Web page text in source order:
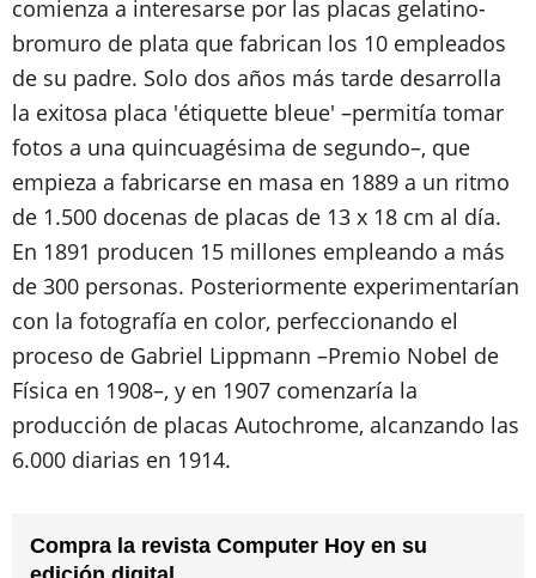
comienza a interesarse por las placas gelatino-
bromuro de plata que fabrican los 10 empleados
de su padre. Solo dos años más tarde desarrolla
la exitosa placa 'étiquette bleue' –permitía tomar
fotos a una quincuagésima de segundo–, que
empieza a fabricarse en masa en 1889 a un ritmo
de 1.500 docenas de placas de 13 x 18 cm al día.
En 1891 producen 15 millones empleando a más
de 300 personas. Posteriormente experimentarían
con la fotografía en color, perfeccionando el
proceso de Gabriel Lippmann –Premio Nobel de
Física en 1908–, y en 1907 comenzaría la
producción de placas Autochrome, alcanzando las
6.000 diarias en 1914.
Compra la revista Computer Hoy en su